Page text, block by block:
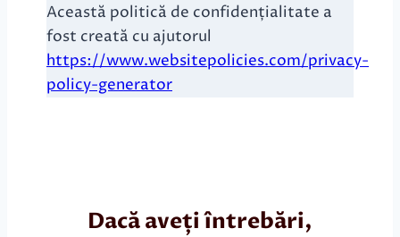
Această politică de confidențialitate a
fost creată cu ajutorul
https://www.websitepolicies.com/privacy-
policy-generator
Dacă aveți întrebări,